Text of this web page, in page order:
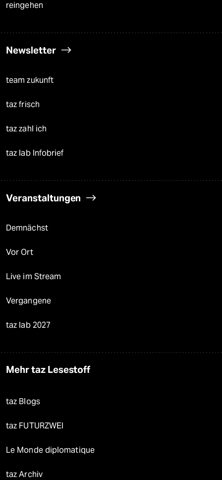
reingehen
Newsletter
team zukunft
taz frisch
taz zahl ich
taz lab Infobrief
Veranstaltungen
Demnächst
Vor Ort
Live im Stream
Vergangene
taz lab 2027
Mehr taz Lesestoff
taz Blogs
taz FUTURZWEI
Le Monde diplomatique
taz Archiv